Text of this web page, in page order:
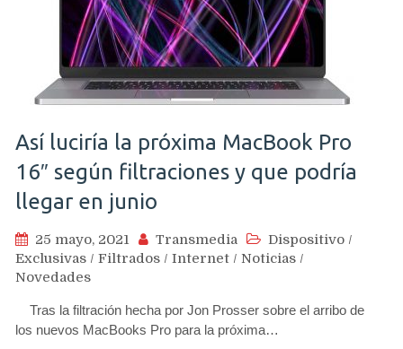
Así luciría la próxima MacBook Pro
16″ según filtraciones y que podría
llegar en junio
25 mayo, 2021 Transmedia Dispositivo /
Exclusivas / Filtrados / Internet / Noticias /
Novedades
Tras la filtración hecha por Jon Prosser sobre el arribo de
los nuevos MacBooks Pro para la próxima…